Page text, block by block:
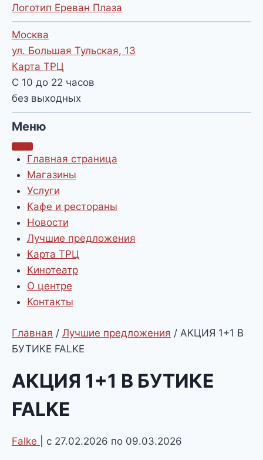
Логотип Ереван Плаза
Москва
ул. Большая Тульская, 13
Карта ТРЦ
С 10 до 22 часов
без выходных
Меню
Главная страница
Магазины
Услуги
Кафе и рестораны
Новости
Лучшие предложения
Карта ТРЦ
Кинотеатр
О центре
Контакты
Главная / Лучшие предложения / АКЦИЯ 1+1 В
БУТИКЕ FALKE
АКЦИЯ 1+1 В БУТИКЕ
FALKE
Falke | с 27.02.2026 по 09.03.2026